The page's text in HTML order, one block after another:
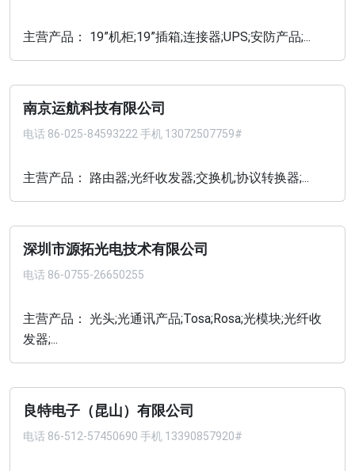
主营产品： 19”机柜;19”插箱;连接器;UPS;安防产品;...
南京运航科技有限公司
电话 86-025-84593222 手机 13072507759#
主营产品： 路由器;光纤收发器;交换机;协议转换器;...
深圳市源拓光电技术有限公司
电话 86-0755-26650255
主营产品： 光头;光通讯产品;Tosa;Rosa;光模块;光纤收
发器;...
良特电子（昆山）有限公司
电话 86-512-57450690 手机 13390857920#